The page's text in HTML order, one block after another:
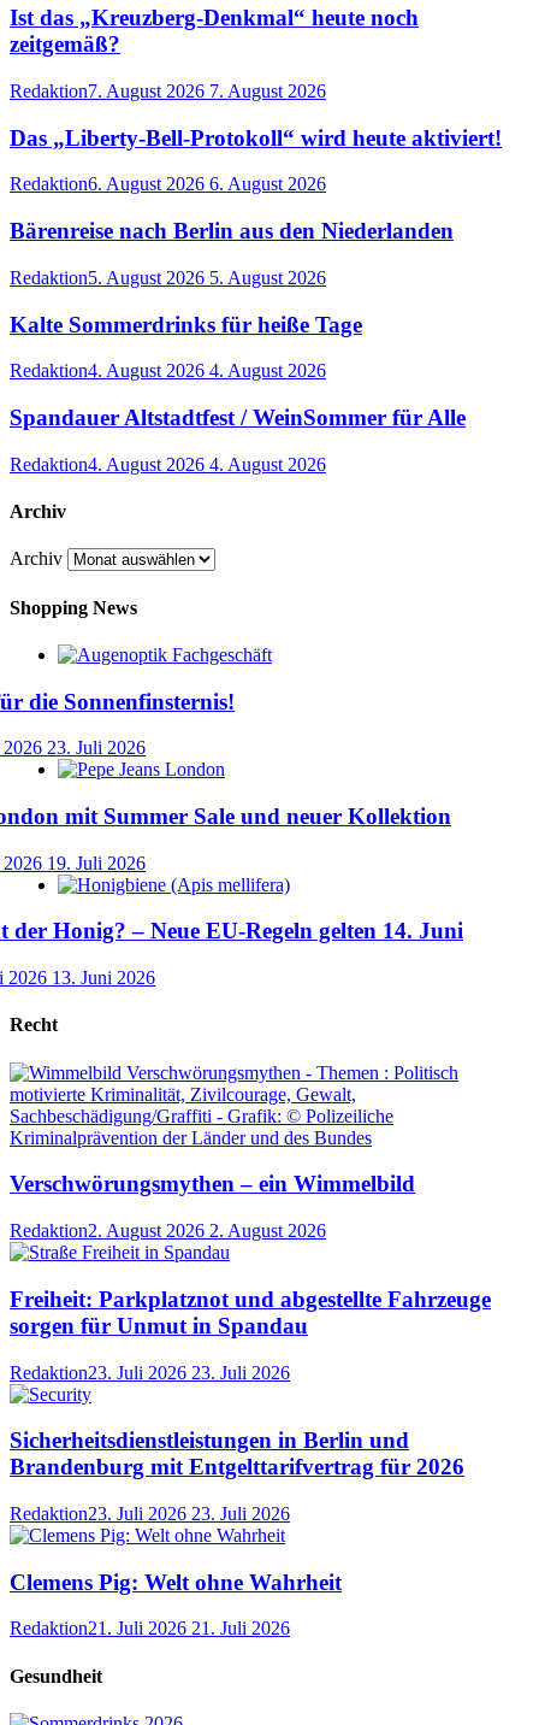
Ist das „Kreuzberg-Denkmal“ heute noch
zeitgemäß?
Redaktion7. August 2026 7. August 2026
Das „Liberty-Bell-Protokoll“ wird heute aktiviert!
Redaktion6. August 2026 6. August 2026
Bärenreise nach Berlin aus den Niederlanden
Redaktion5. August 2026 5. August 2026
Kalte Sommerdrinks für heiße Tage
Redaktion4. August 2026 4. August 2026
Spandauer Altstadtfest / WeinSommer für Alle
Redaktion4. August 2026 4. August 2026
Archiv
Archiv
Shopping News
die Sonnenfinsternis!
23. Juli 2026
mit Summer Sale und neuer Kollektion
19. Juli 2026
der Honig? – Neue EU-Regeln gelten 14. Juni
2026 13. Juni 2026
Recht
Verschwörungsmythen – ein Wimmelbild
Redaktion2. August 2026 2. August 2026
Freiheit: Parkplatznot und abgestellte Fahrzeuge
sorgen für Unmut in Spandau
Redaktion23. Juli 2026 23. Juli 2026
Sicherheitsdienstleistungen in Berlin und
Brandenburg mit Entgelttarifvertrag für 2026
Redaktion23. Juli 2026 23. Juli 2026
Clemens Pig: Welt ohne Wahrheit
Redaktion21. Juli 2026 21. Juli 2026
Gesundheit